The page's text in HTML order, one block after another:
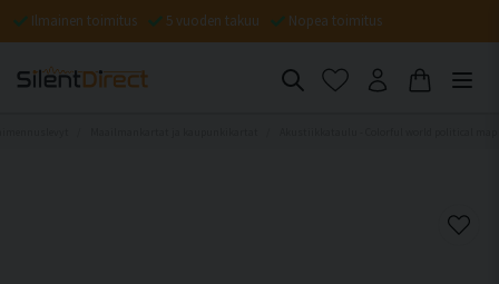
Ilmainen toimitus 5 vuoden takuu Nopea toimitus